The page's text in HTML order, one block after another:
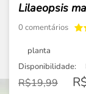
Lilaeopsis
0 comentários
planta
Disponibilidade:
R$19,99